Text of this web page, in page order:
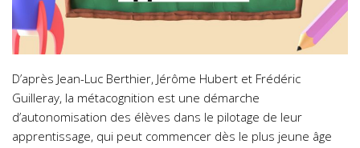
D’après Jean-Luc Berthier, Jérôme Hubert et Frédéric
Guilleray, la métacognition est une démarche
d’autonomisation des élèves dans le pilotage de leur
apprentissage, qui peut commencer dès le plus jeune âge